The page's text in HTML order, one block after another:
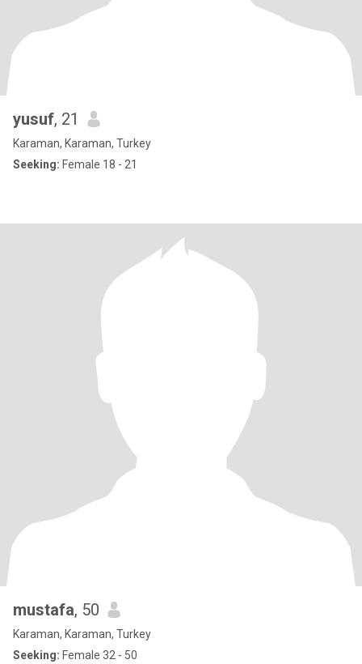
yusuf, 21
Karaman, Karaman, Turkey
Seeking: Female 18 - 21
mustafa, 50
Karaman, Karaman, Turkey
Seeking: Female 32 - 50